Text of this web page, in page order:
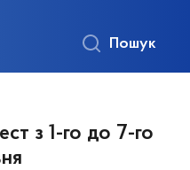
Пошук
з 1-го до 7-го